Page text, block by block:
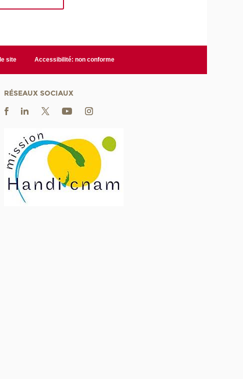
site Accessibilité: non conforme
RÉSEAUX SOCIAUX